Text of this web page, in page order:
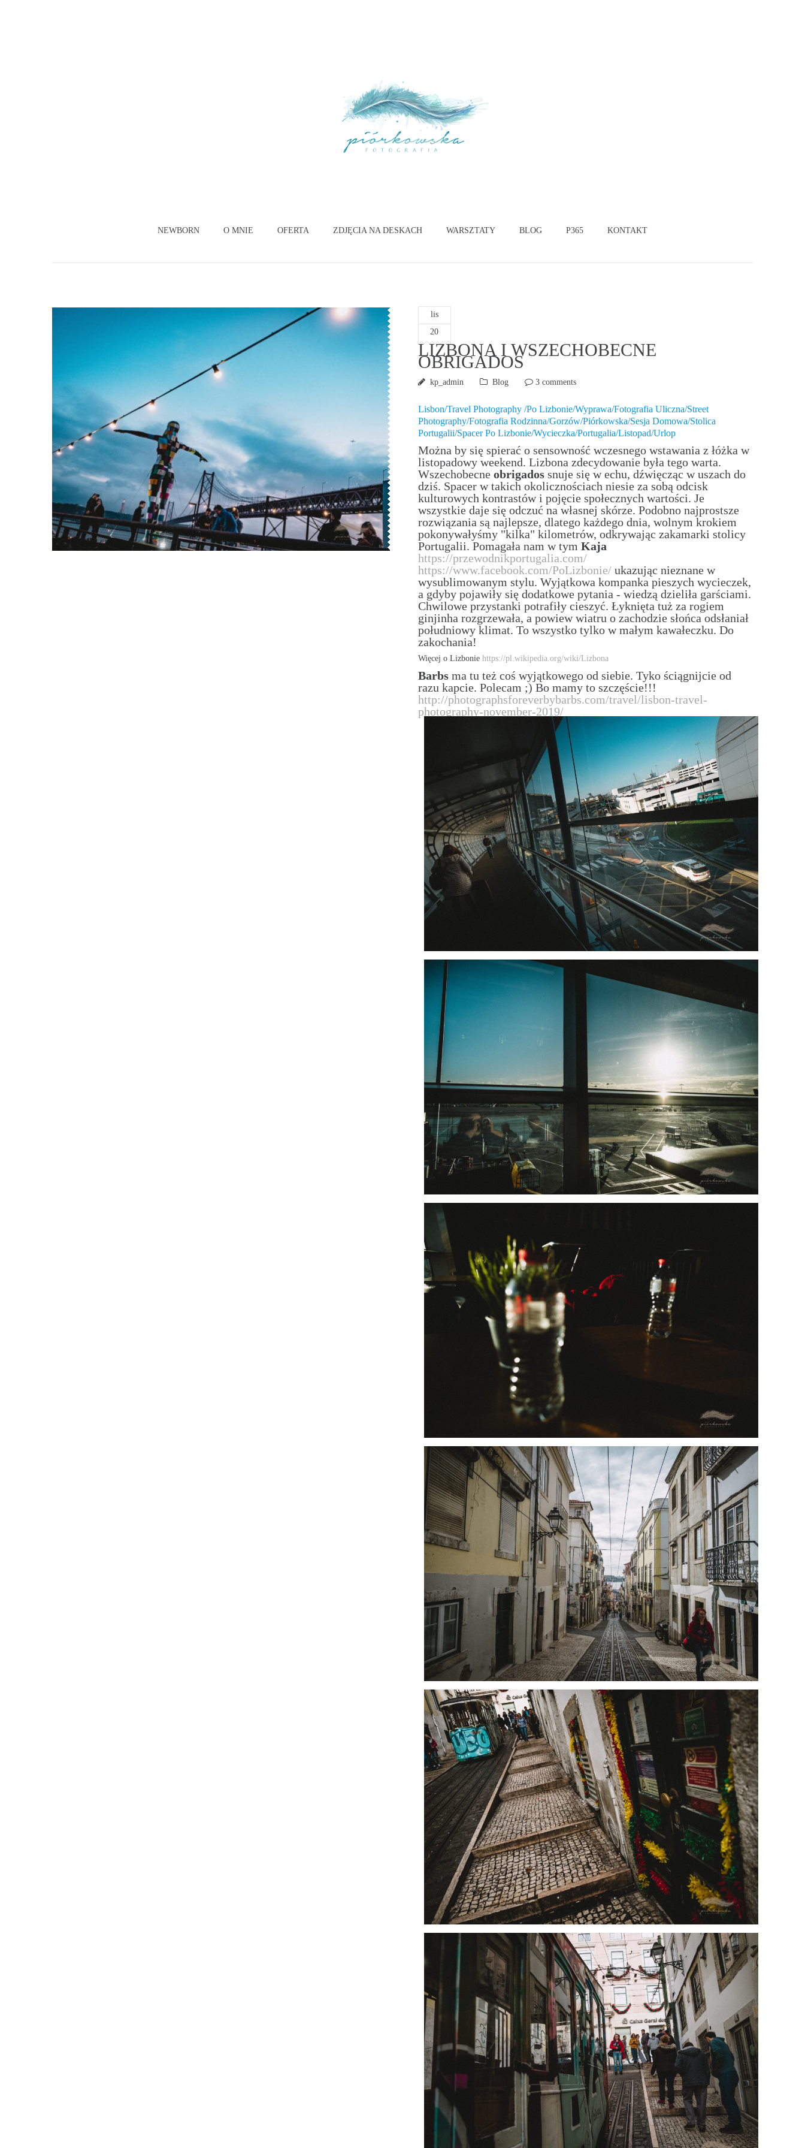
NEWBORN O MNIE OFERTA ZDJĘCIA NA DESKACH WARSZTATY BLOG P365 KONTAKT
lis
20
LIZBONA I WSZECHOBECNE
OBRIGADOS
kp_admin Blog 3 comments
Lisbon/Travel Photography /Po Lizbonie/Wyprawa/Fotografia Uliczna/Street
Photography/Fotografia Rodzinna/Gorzów/Piórkowska/Sesja Domowa/Stolica
Portugalii/Spacer Po Lizbonie/Wycieczka/Portugalia/Listopad/Urlop
Można by się spierać o sensowność wczesnego wstawania z łóżka w
listopadowy weekend. Lizbona zdecydowanie była tego warta.
Wszechobecne obrigadossnuje się w echu, dźwięcząc w uszach do
dziś. Spacer w takich okolicznościach niesie za sobą odcisk
kulturowych kontrastów i pojęcie społecznych wartości. Je
wszystkie daje się odczuć na własnej skórze. Podobno najprostsze
rozwiązania są najlepsze, dlatego każdego dnia, wolnym krokiem
pokonywałyśmy "kilka" kilometrów, odkrywając zakamarki stolicy
Portugalii. Pomagała nam w tym Kaja
https://przewodnikportugalia.com/
https://www.facebook.com/PoLizbonie/ukazując nieznane w
wysublimowanym stylu. Wyjątkowa kompanka pieszych wycieczek,
a gdyby pojawiły się dodatkowe pytania - wiedzą dzieliła garściami.
Chwilowe przystanki potrafiły cieszyć. Łyknięta tuż za rogiem
ginjinha rozgrzewała, a powiew wiatru o zachodzie słońca odsłaniał
południowy klimat. To wszystko tylko w małym kawałeczku. Do
zakochania!
Więcej o Lizbonie https://pl.wikipedia.org/wiki/Lizbona
Barbsma tu też coś wyjątkowego od siebie. Tyko ściągnijcie od
razu kapcie. Polecam ;) Bo mamy to szczęście!!!
http://photographsforeverbybarbs.com/travel/lisbon-travel-
photography-november-2019/